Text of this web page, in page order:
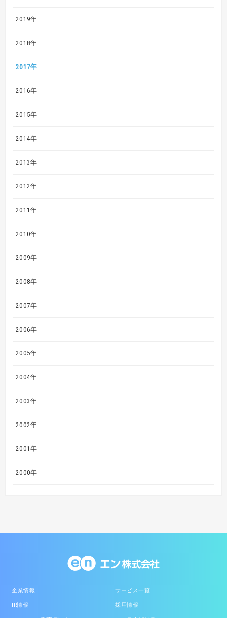
2019年
2018年
2017年
2016年
2015年
2014年
2013年
2012年
2011年
2010年
2009年
2008年
2007年
2006年
2005年
2004年
2003年
2002年
2001年
2000年
企業情報 サービス一覧
IR情報 採用情報